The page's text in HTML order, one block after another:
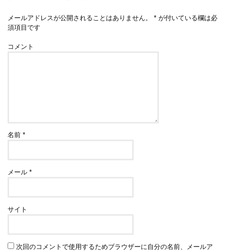
メールアドレスが公開されることはありません。 * が付いている欄は必
須項目です
コメント
名前*
メール*
サイト
次回のコメントで使用するためブラウザーに自分の名前、メールア